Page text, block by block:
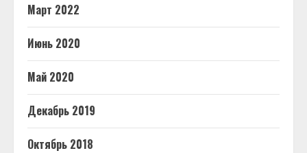
Март 2022
Июнь 2020
Май 2020
Декабрь 2019
Октябрь 2018